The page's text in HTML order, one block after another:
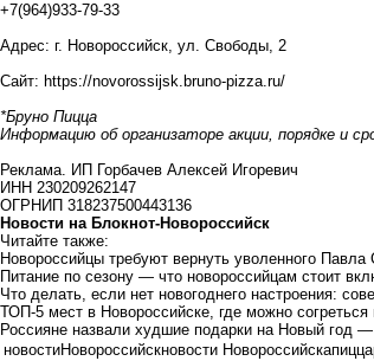
+7(964)933-79-33
Адрес: г. Новороссийск, ул. Свободы, 2
Сайт: https://novorossijsk.bruno-pizza.ru/
*Бруно Пицца
Информацию об организаторе акции, порядке и
Реклама. ИП Горбачев Алексей Игоревич
ИНН 230209262147
ОГРНИП 318237500443136
Новости на Блoкнoт-Новороссийск
Читайте также:
Новороссийцы требуют вернуть уволенного
Питание по сезону — что новороссийцам стоит
Что делать, если нет новогоднего настроения:
ТОП-5 мест в Новороссийске, где можно согреться
Россияне назвали худшие подарки на Новый год
новостиНовороссийскновости Новороссийскапицца